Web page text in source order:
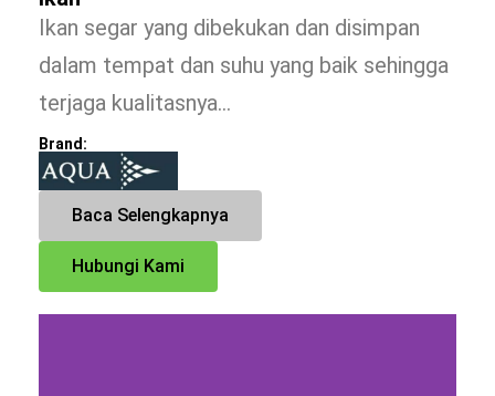
Ikan segar yang dibekukan dan disimpan
dalam tempat dan suhu yang baik sehingga
terjaga kualitasnya…
Brand:
Baca Selengkapnya
Hubungi Kami